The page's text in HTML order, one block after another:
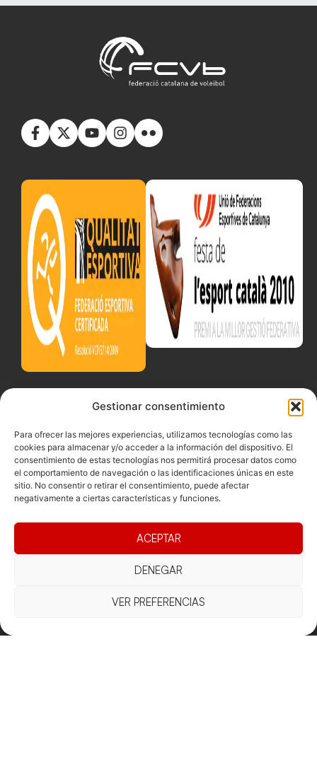
Gestionar consentimiento
Para ofrecer las mejores experiencias, utilizamos tecnologías como las
cookies para almacenar y/o acceder a la información del dispositivo. El
consentimiento de estas tecnologías nos permitirá procesar datos como
el comportamiento de navegación o las identificaciones únicas en este
sitio. No consentir o retirar el consentimiento, puede afectar
negativamente a ciertas características y funciones.
ACEPTAR
DENEGAR
VER PREFERENCIAS
CompeticionsDocumentacio